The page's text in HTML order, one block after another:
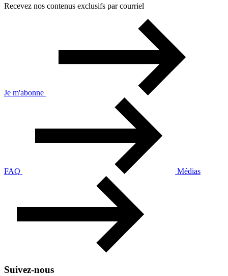
Recevez nos contenus exclusifs par courriel
Je m'abonne
FAQ Médias
Suivez-nous